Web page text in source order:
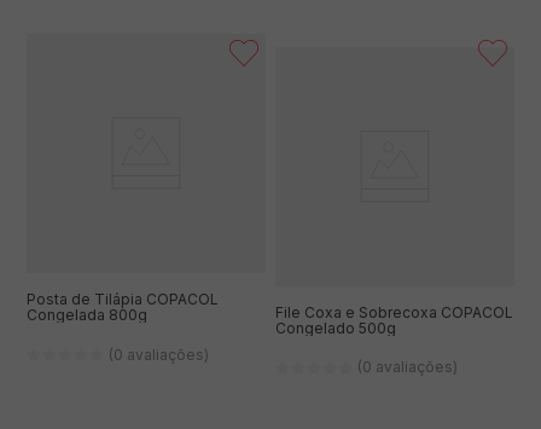
Posta de Tilápia COPACOL
Congelada 800g
(0 avaliações)
File Coxa e Sobrecoxa COPACOL
Congelado 500g
(0 avaliações)